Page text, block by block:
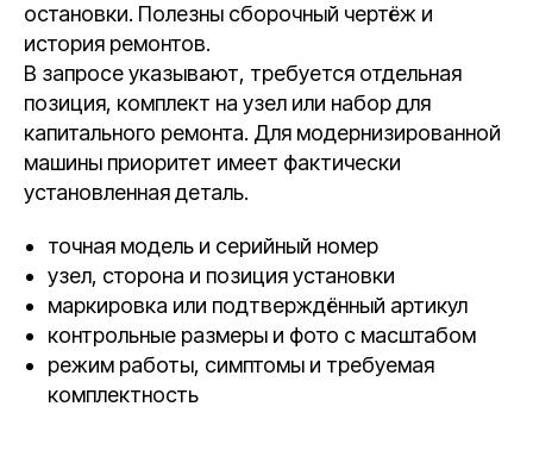
остановки. Полезны сборочный чертёж и
история ремонтов.
В запросе указывают, требуется отдельная
позиция, комплект на узел или набор для
капитального ремонта. Для модернизированной
машины приоритет имеет фактически
установленная деталь.
точная модель и серийный номер
узел, сторона и позиция установки
маркировка или подтверждённый артикул
контрольные размеры и фото с масштабом
режим работы, симптомы и требуемая
комплектность